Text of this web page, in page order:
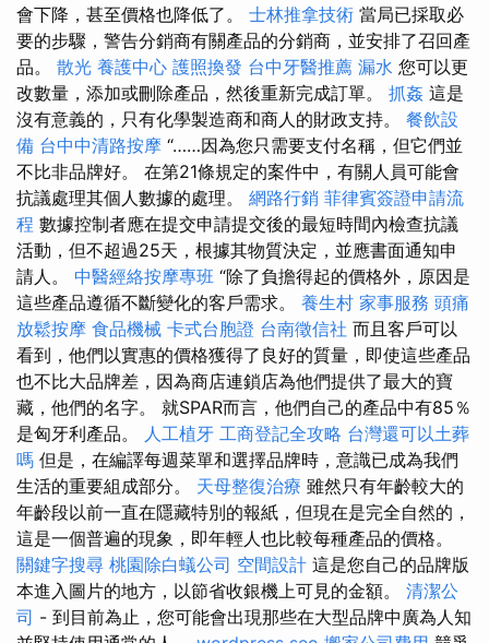
會下降，甚至價格也降低了。 士林推拿技術 當局已採取必
要的步驟，警告分銷商有關產品的分銷商，並安排了召回產
品。 散光 養護中心 護照換發 台中牙醫推薦 漏水 您可以更
改數量，添加或刪除產品，然後重新完成訂單。 抓姦 這是
沒有意義的，只有化學製造商和商人的財政支持。 餐飲設
備 台中中清路按摩 “……因為您只需要支付名稱，但它們並
不比非品牌好。 在第21條規定的案件中，有關人員可能會
抗議處理其個人數據的處理。 網路行銷 菲律賓簽證申請流
程 數據控制者應在提交申請提交後的最短時間內檢查抗議
活動，但不超過25天，根據其物質決定，並應書面通知申
請人。 中醫經絡按摩專班 “除了負擔得起的價格外，原因是
這些產品遵循不斷變化的客戶需求。 養生村 家事服務 頭痛
放鬆按摩 食品機械 卡式台胞證 台南徵信社 而且客戶可以
看到，他們以實惠的價格獲得了良好的質量，即使這些產品
也不比大品牌差，因為商店連鎖店為他們提供了最大的寶
藏，他們的名字。 就SPAR而言，他們自己的產品中有85％
是匈牙利產品。 人工植牙 工商登記全攻略 台灣還可以土葬
嗎 但是，在編譯每週菜單和選擇品牌時，意識已成為我們
生活的重要組成部分。 天母整復治療 雖然只有年齡較大的
年齡段以前一直在隱藏特別的報紙，但現在是完全自然的，
這是一個普遍的現象，即年輕人也比較每種產品的價格。
關鍵字搜尋 桃園除白蟻公司 空間設計 這是您自己的品牌版
本進入圖片的地方，以節省收銀機上可見的金額。 清潔公
司 - 到目前為止，您可能會出現那些在大型品牌中廣為人知